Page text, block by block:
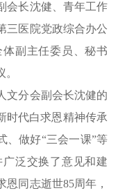
会长沈健、青年工作
医院党政综合办公
副主任委员、秘书
文分会副会长沈健的
时代白求恩精神传承
、做好“三会一课”等
泛交换了意见和建
同志逝世85周年，